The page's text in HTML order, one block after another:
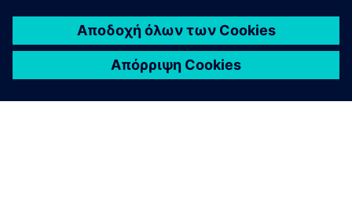
Siemens αποτελούν μόνο ένα στοιχείο μιας τέτοιας
έννοιας. Για περισσότερες πληροφορίες σχετικά με τη
βιομηχανική ασφάλεια, παρακαλώ επισκεφθείτε.
Μάθετε περισσότερα